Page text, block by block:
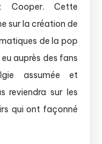
Cooper. Cette
sur la création de
de la pop
auprès des fans
assumée et
reviendra sur les
qui ont façonné